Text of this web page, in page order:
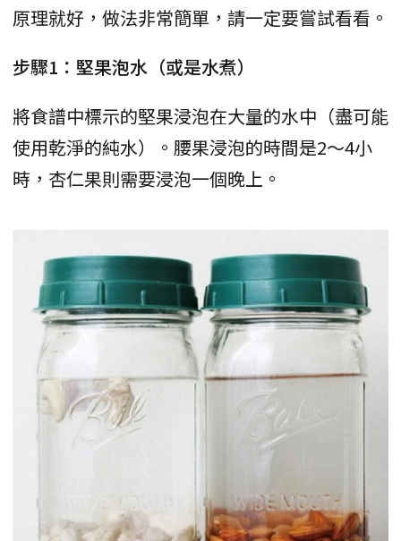
原理就好，做法非常簡單，請一定要嘗試看看。
步驟1：堅果泡水（或是水煮）
將食譜中標示的堅果浸泡在大量的水中（盡可能
使用乾淨的純水）。腰果浸泡的時間是2～4小
時，杏仁果則需要浸泡一個晚上。